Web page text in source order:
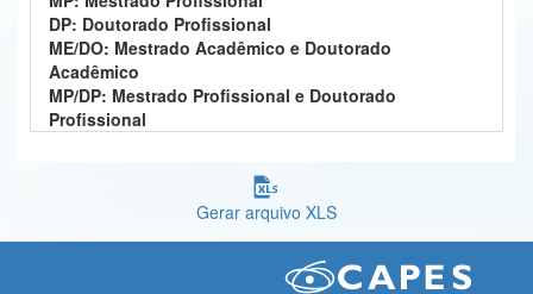
Ministério da Mulher, da Família e dos Direitos Humanos
Secretaria-Geral
Secretaria de Governo
DP: Doutorado Profissional
ME/DO: Mestrado Acadêmico e Doutorado
Acadêmico
MP/DP: Mestrado Profissional e Doutorado
Profissional
Gerar arquivo XLS